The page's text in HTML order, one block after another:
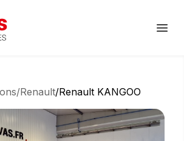
/Renault/Renault KANGOO